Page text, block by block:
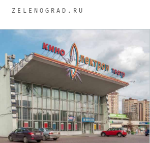
ZELENOGRAD.RU